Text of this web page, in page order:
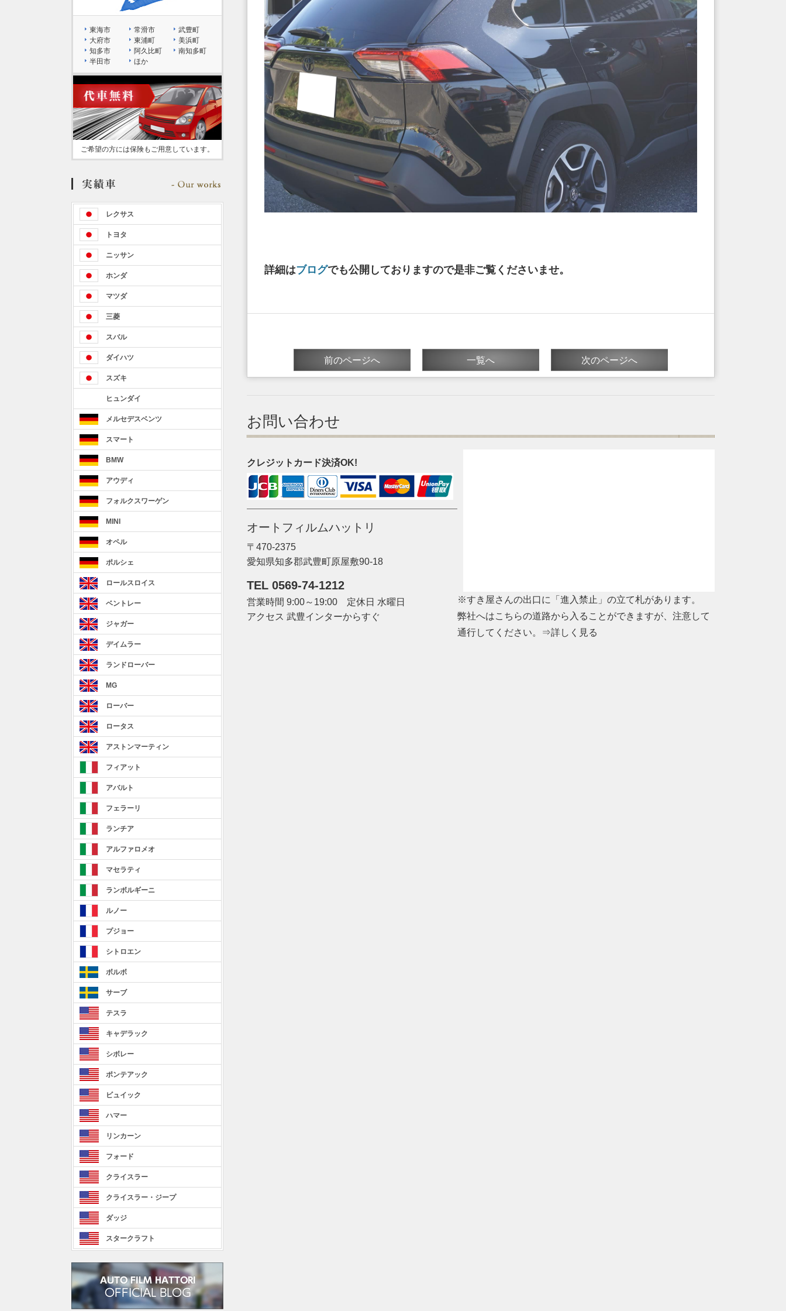
詳細はブログでも公開しておりますので是非ご覧くださいませ。
前のページへ 一覧へ 次のページへ
お問い合わせ
クレジットカード決済OK!
オートフィルムハットリ
〒470-2375
愛知県知多郡武豊町原屋敷90-18
TEL 0569-74-1212
営業時間 9:00～19:00 定休日 水曜日
アクセス 武豊インターからすぐ
※すき屋さんの出口に「進入禁止」の立て札があります。
弊社へはこちらの道路から入ることができますが、注意して
通行してください。
⇒詳しく見る
東海市 常滑市
武豊町
大府市
東浦町
美浜町
知多市
阿久比町
南知多町
半田市
ほか
ご希望の方には保険もご用意しています。
レクサス
トヨタ
ニッサン
ホンダ
マツダ
三菱
スバル
ダイハツ
スズキ
ヒュンダイ
メルセデスベンツ
スマート
BMW
アウディ
フォルクスワーゲン
MINI
オペル
ポルシェ
ロールスロイス
ベントレー
ジャガー
デイムラー
ランドローバー
MG
ローバー
ロータス
アストンマーティン
フィアット
アバルト
フェラーリ
ランチア
アルファロメオ
マセラティ
ランボルギーニ
ルノー
プジョー
シトロエン
ボルボ
サーブ
テスラ
キャデラック
シボレー
ポンテアック
ビュイック
ハマー
リンカーン
フォード
クライスラー
クライスラー・ジープ
ダッジ
スタークラフト